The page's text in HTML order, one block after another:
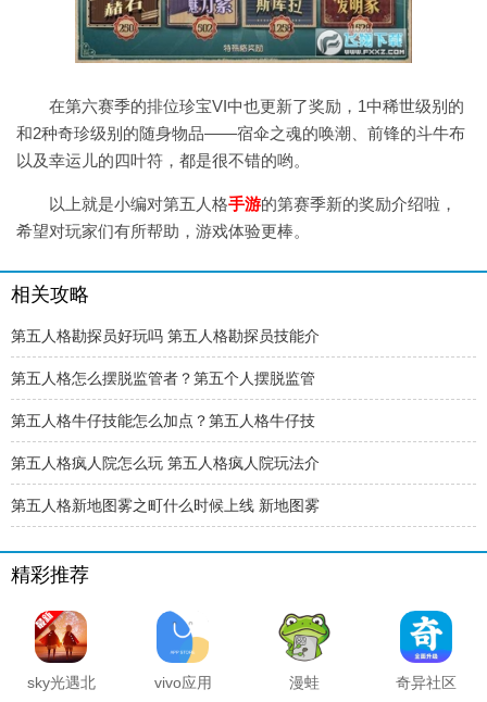
在第六赛季的排位珍宝VI中也更新了奖励，1中稀世级别的
和2种奇珍级别的随身物品——宿伞之魂的唤潮、前锋的斗牛布
以及幸运儿的四叶符，都是很不错的哟。
以上就是小编对第五人格手游的第赛季新的奖励介绍啦，
希望对玩家们有所帮助，游戏体验更棒。
相关攻略
第五人格勘探员好玩吗 第五人格勘探员技能介
第五人格怎么摆脱监管者？第五个人摆脱监管
第五人格牛仔技能怎么加点？第五人格牛仔技
第五人格疯人院怎么玩 第五人格疯人院玩法介
第五人格新地图雾之町什么时候上线 新地图雾
精彩推荐
sky光遇北
vivo应用
漫蛙
奇异社区